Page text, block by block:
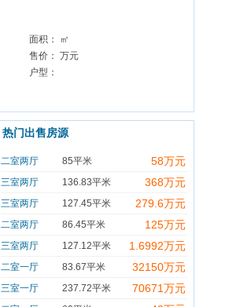
面积：
㎡
售价： 万元
户型：
热门出售房源
二室两厅 85平米 58万元
三室两厅 136.83平米 368万元
三室两厅 127.45平米 279.6万元
二室两厅 86.45平米 125万元
三室两厅 127.12平米 1.6992万元
二室一厅 83.67平米 32150万元
三室一厅 237.72平米 70671万元